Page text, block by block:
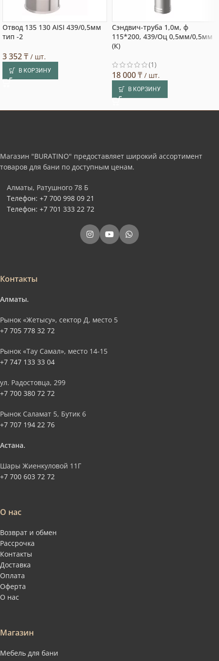
Отвод 135 130 AISI 439/0,5мм
тип -2
3 352₸ / шт.
В КОРЗИНУ
Сэндвич-труба 1,0м, ф
115*200, 439/Оц 0,5мм/0,5мм
(К)
(1)
18 000₸ / шт.
В КОРЗИНУ
Магазин "BURATINO" предоставляет широкий ассортимент
товаров для бани по доступным ценам.
Алматы, Ратушного 78 Б
Телефон: +7 700 998 09 21
Телефон: +7 701 333 22 72
Контакты
Алматы.
Рынок «Жетысу», сектор Д, место 5
+7 705 778 32 72
Рынок «Тау Самал», место 14-15
+7 747 133 33 04
ул. Радостовца, 299
+7 700 380 72 72
Рынок Саламат 5, Бутик 6
+7 707 194 22 76
Астана.
Шары Жиенкуловой 11Г
+7 700 603 72 72
О нас
Возврат и обмен
Рассрочка
Контакты
Доставка
Оплата
Оферта
О нас
Магазин
Мебель для бани